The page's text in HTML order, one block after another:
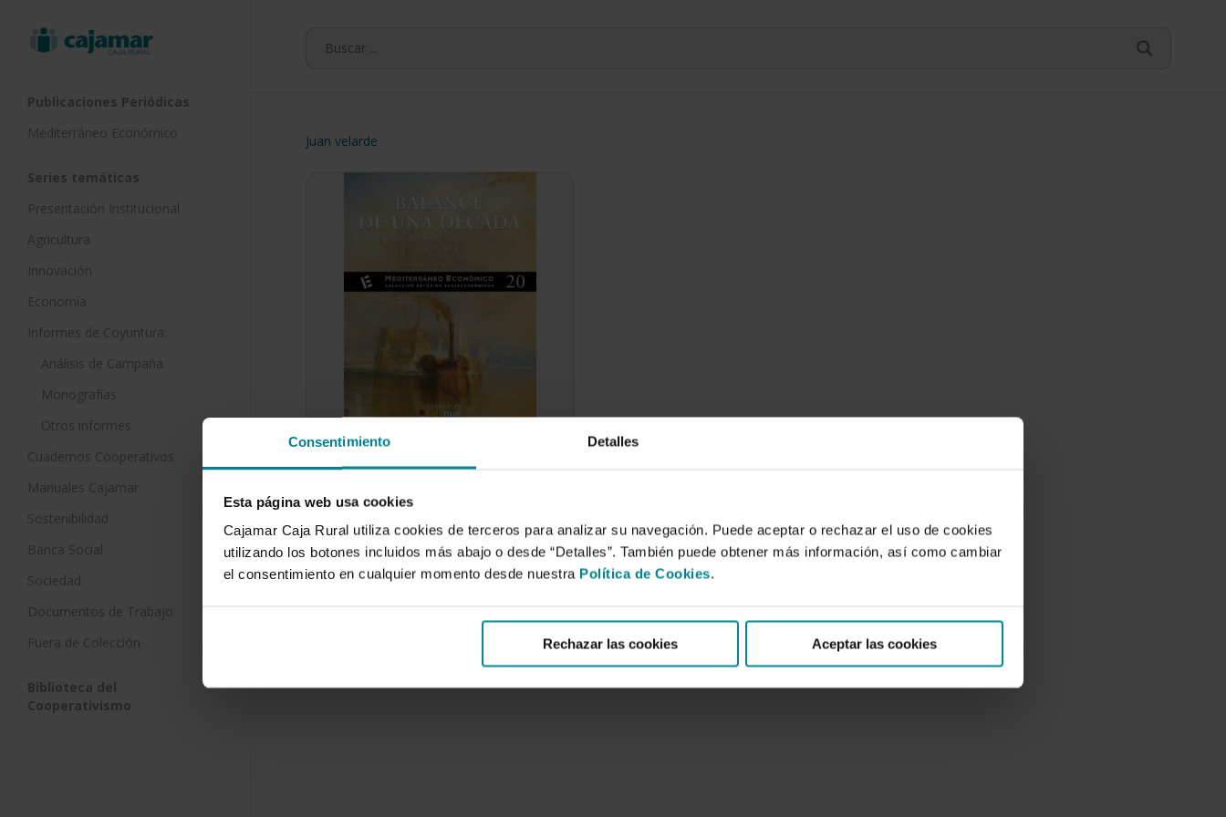
Consentimiento Detalles
Esta página web usa cookies
Cajamar Caja Rural utiliza cookies de terceros para analizar su navegación. Puede aceptar o rechazar el uso de cookies
utilizando los botones incluidos más abajo o desde “Detalles”. También puede obtener más información, así como cambiar
el consentimiento en cualquier momento desde nuestra Política de Cookies.
Rechazar las cookies Aceptar las cookies
Publicaciones Periódicas
Mediterráneo Económico
Series temáticas
Presentación Institucional
Agricultura
Innovación
Economía
Informes de Coyuntura:
Análisis de Campaña
Monografías
Otros informes
Cuadernos Cooperativos
Manuales Cajamar
Sostenibilidad
Banca Social
Sociedad
Documentos de Trabajo
Fuera de Colección
Biblioteca del
Cooperativismo
Juan velarde
años de «Mediterráneo